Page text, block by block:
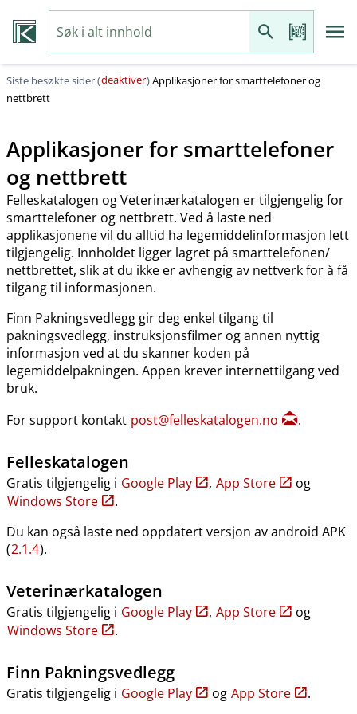
Siste besøkte sider (deaktiver)Applikasjoner for smarttelefoner og
nettbrett
Applikasjoner for smarttelefoner
og nettbrett
Felleskatalogen og Veterinærkatalogen er tilgjengelig for
smarttelefoner og nettbrett. Ved å laste ned
applikasjonene vil du alltid ha legemiddelinformasjon lett
tilgjengelig. Innholdet ligger lagret på smarttelefonen​/​
nettbrettet, slik at du ikke er avhengig av nettverk for å få
tilgang til informasjonen.
Finn Pakningsvedlegg gir deg enkel tilgang til
pakningsvedlegg, instruksjonsfilmer og annen nyttig
informasjon ved at du skanner koden på
legemiddelpakningen. Appen krever internettilgang ved
bruk.
For support kontakt post@felleskatalogen.no .
Felleskatalogen
Gratis tilgjengelig i Google Play , App Store
og
Windows Store
.
Du kan også laste ned oppdatert versjon av android APK
(2.1.4).
Veterinærkatalogen
Gratis tilgjengelig i Google Play , App Store
og
Windows Store
.
Finn Pakningsvedlegg
Gratis tilgjengelig i Google Play og App Store .